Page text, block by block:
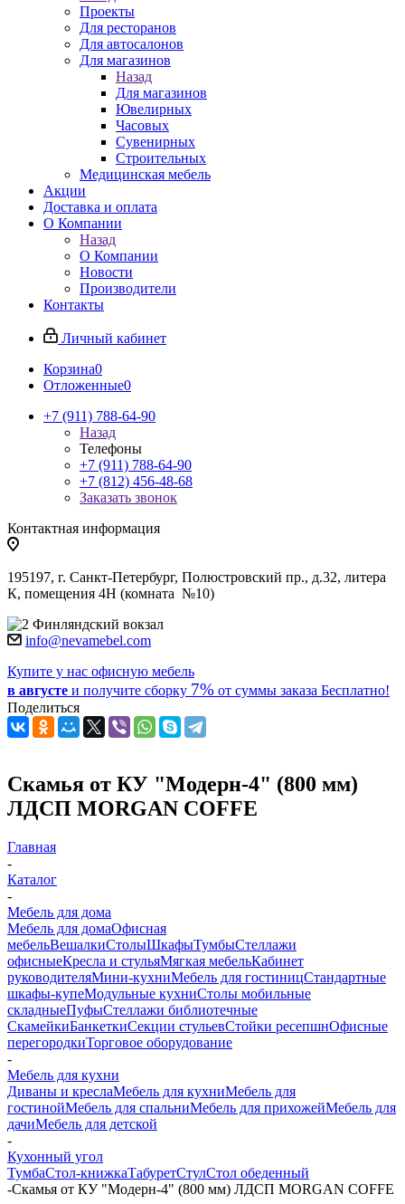
Проекты
Для ресторанов
Для автосалонов
Для магазинов
Назад
Для магазинов
Ювелирных
Часовых
Сувенирных
Строительных
Медицинская мебель
Акции
Доставка и оплата
О Компании
Назад
О Компании
Новости
Производители
Контакты
Личный кабинет
Корзина0
Отложенные0
+7 (911) 788-64-90
Назад
Телефоны
+7 (911) 788-64-90
+7 (812) 456-48-68
Заказать звонок
Контактная информация
195197, г. Санкт-Петербург, Полюстровский пр., д.32, литера
К, помещения 4Н (комната №10)
Финляндский вокзал
info@nevamebel.com
Купите у нас офисную мебель
в августе и получите сборку 7% от суммы заказа Бесплатно!
Поделиться
Скамья от КУ "Модерн-4" (800 мм)
ЛДСП MORGAN COFFE
Главная
-
Каталог
-
Мебель для дома
Мебель для домаОфисная
мебельВешалкиСтолыШкафыТумбыСтеллажи
офисныеКресла и стульяМягкая мебельКабинет
руководителяМини-кухниМебель для гостиницСтандартные
шкафы-купеМодульные кухниСтолы мобильные
складныеПуфыСтеллажи библиотечные
СкамейкиБанкеткиСекции стульевСтойки ресепшнОфисные
перегородкиТорговое оборудование
-
Мебель для кухни
Диваны и креслаМебель для кухниМебель для
гостинойМебель для спальниМебель для прихожейМебель для
дачиМебель для детской
-
Кухонный угол
ТумбаСтол-книжкаТабуретСтулСтол обеденный
-Скамья от КУ "Модерн-4" (800 мм) ЛДСП MORGAN COFFE